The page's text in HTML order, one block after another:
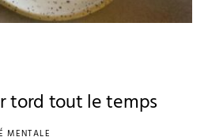
tord tout le temps
MENTALE